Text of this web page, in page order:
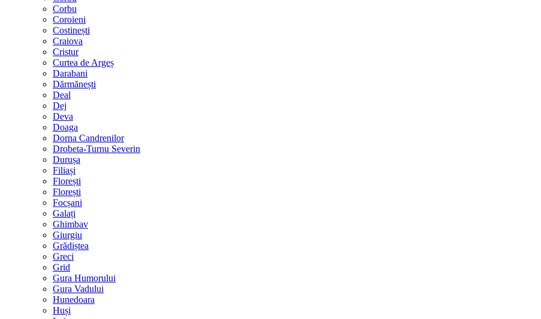
Corbu
Coroieni
Costinești
Craiova
Cristur
Curtea de Argeș
Darabani
Dărmănești
Deal
Dej
Deva
Doaga
Dorna Candrenilor
Drobeta-Turnu Severin
Durușa
Filiași
Florești
Florești
Focșani
Galați
Ghimbav
Giurgiu
Grădiștea
Greci
Grid
Gura Humorului
Gura Vadului
Hunedoara
Huși